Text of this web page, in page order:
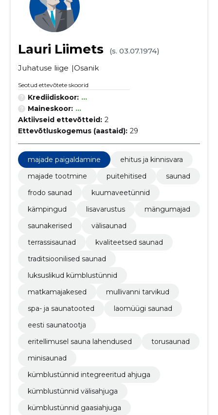
Lauri Liimets
(s. 03.07.1974)
Juhatuse liige
Osanik
Seotud ettevõtete skoorid
Krediidiskoor: ...
Maineskoor: ...
Aktiivseid ettevõtteid: 2
Ettevõtluskogemus (aastaid): 29
majade paigaldamine
ehitus ja kinnisvara
majade tootmine
puitehitised
saunad
frodo saunad
kuumaveetünnid
kämpingud
lisavarustus
mängumajad
saunakerised
välisaunad
terrassisaunad
kvaliteetsed saunad
traditsioonilised saunad
luksuslikud kümblustünnid
matkamajakesed
mullivanni tarvikud
spa- ja saunatooted
laomüügi saunad
eesti saunatootja
eritellimusel sauna lahendused
torusaunad
minisaunad
kümblustünnid integreeritud ahjuga
kümblustünnid välisahjuga
kümblustünnid gaasiahjuga